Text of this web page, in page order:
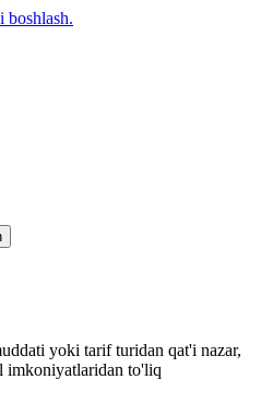
yoki tarif turidan qat'i nazar,
imkoniyatlaridan to'liq